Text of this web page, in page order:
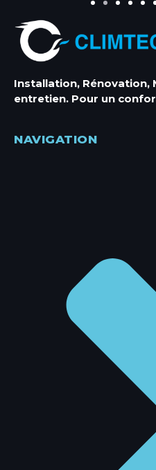
Entretien
Entretien
Entretien
Entretien
Entretien
Installation, Rénovation,
entretien. Pour un
NAVIGATION